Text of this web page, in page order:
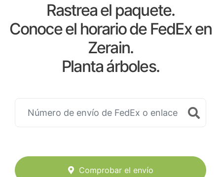
Rastrea el paquete.
Conoce el horario de FedEx en
Zerain.
Planta árboles.
Comprobar el envío